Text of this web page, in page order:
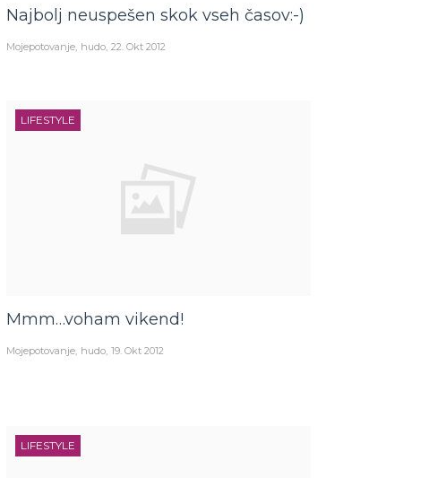
Najbolj neuspešen skok vseh časov:-)
Mojepotovanje hudo 22. Okt 2012
LIFESTYLE
Mmm…voham vikend!
Mojepotovanje hudo 19. Okt 2012
LIFESTYLE